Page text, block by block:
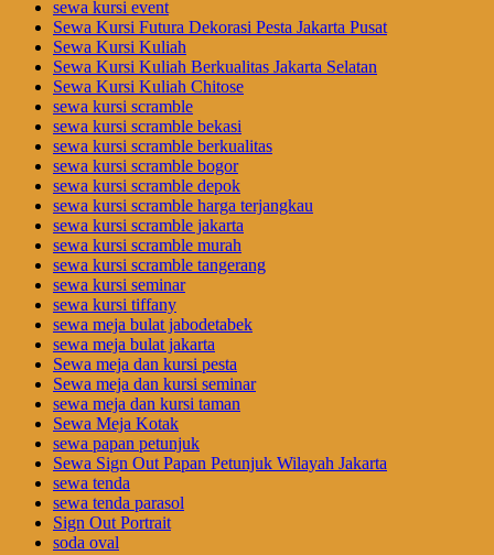
sewa kursi event
Sewa Kursi Futura Dekorasi Pesta Jakarta Pusat
Sewa Kursi Kuliah
Sewa Kursi Kuliah Berkualitas Jakarta Selatan
Sewa Kursi Kuliah Chitose
sewa kursi scramble
sewa kursi scramble bekasi
sewa kursi scramble berkualitas
sewa kursi scramble bogor
sewa kursi scramble depok
sewa kursi scramble harga terjangkau
sewa kursi scramble jakarta
sewa kursi scramble murah
sewa kursi scramble tangerang
sewa kursi seminar
sewa kursi tiffany
sewa meja bulat jabodetabek
sewa meja bulat jakarta
Sewa meja dan kursi pesta
Sewa meja dan kursi seminar
sewa meja dan kursi taman
Sewa Meja Kotak
sewa papan petunjuk
Sewa Sign Out Papan Petunjuk Wilayah Jakarta
sewa tenda
sewa tenda parasol
Sign Out Portrait
soda oval